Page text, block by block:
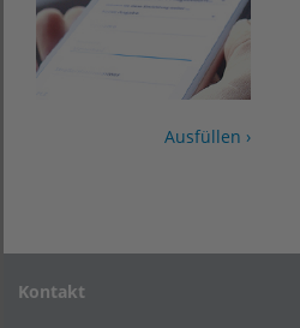
Ausfüllen ›
Kontakt